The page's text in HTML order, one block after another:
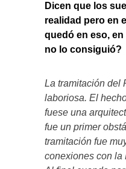
Dicen que los
realidad pero en
quedó en eso,
no lo consiguió?
La tramitación del
laboriosa. El
fuese una
fue un primer
tramitación fue
conexiones con la